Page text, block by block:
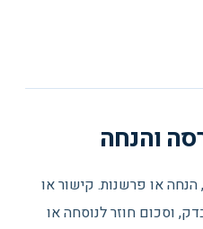
והנחה
הנחה או פרשנות. קישור או
וסכום חוזר לנוסחה או